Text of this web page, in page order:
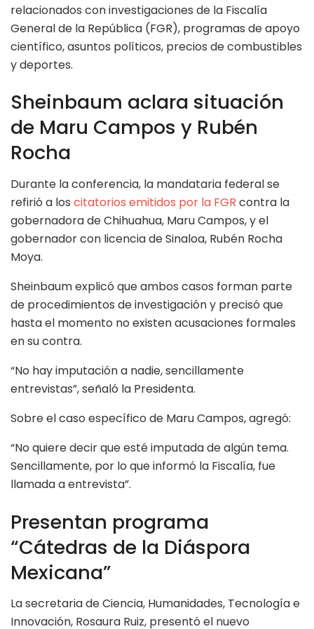
relacionados con investigaciones de la Fiscalía
General de la República (FGR), programas de apoyo
científico, asuntos políticos, precios de combustibles
y deportes.
Sheinbaum aclara situación
de Maru Campos y Rubén
Rocha
Durante la conferencia, la mandataria federal se
refirió a los citatorios emitidos por la FGR contra la
gobernadora de Chihuahua, Maru Campos, y el
gobernador con licencia de Sinaloa, Rubén Rocha
Moya.
Sheinbaum explicó que ambos casos forman parte
de procedimientos de investigación y precisó que
hasta el momento no existen acusaciones formales
en su contra.
“No hay imputación a nadie, sencillamente
entrevistas”, señaló la Presidenta.
Sobre el caso específico de Maru Campos, agregó:
“No quiere decir que esté imputada de algún tema.
Sencillamente, por lo que informó la Fiscalía, fue
llamada a entrevista”.
Presentan programa
“Cátedras de la Diáspora
Mexicana”
La secretaria de Ciencia, Humanidades, Tecnología e
Innovación, Rosaura Ruiz, presentó el nuevo